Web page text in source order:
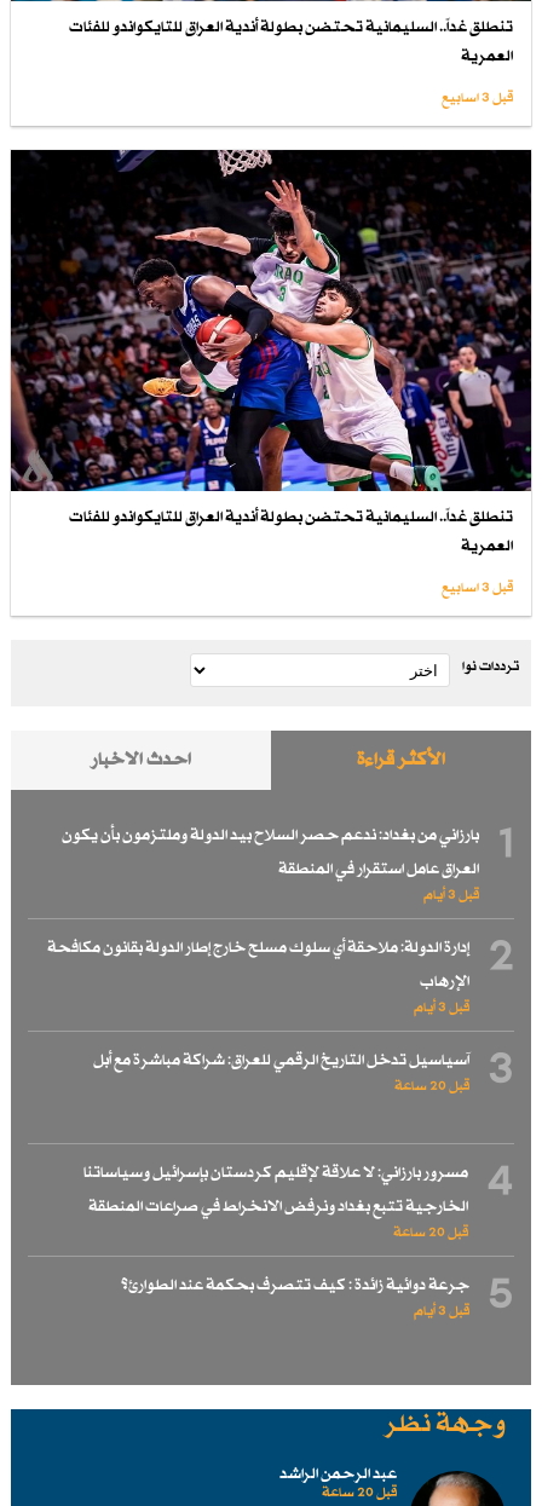
تنطلق غداً.. السليمانية تحتضن بطولة أندية العراق للتايكواندو للفئات
العمرية
قبل 3 اسابیع
تنطلق غداً.. السليمانية تحتضن بطولة أندية العراق للتايكواندو للفئات
العمرية
قبل 3 اسابیع
ترددات نوا
الأكثر قراءة احدث الاخبار
1
بارزاني من بغداد: ندعم حصر السلاح بيد الدولة وملتزمون بأن يكون
العراق عامل استقرار في المنطقة
قبل 3 أيام
2
إدارة الدولة: ملاحقة أي سلوك مسلح خارج إطار الدولة بقانون مكافحة
الإرهاب
قبل 3 أيام
3 آسياسيل تدخل التاريخ الرقمي للعراق: شراكة مباشرة مع أبل
قبل 20 ساعة
4
مسرور بارزاني: لا علاقة لإقليم كردستان بإسرائيل وسياساتنا
الخارجية تتبع بغداد ونرفض الانخراط في صراعات المنطقة
قبل 20 ساعة
5 جرعة دوائية زائدة : كيف تتصرف بحكمة عند الطوارئ؟
قبل 3 أيام
وجهة نظر
عبد الرحمن الراشد
قبل 20 ساعة